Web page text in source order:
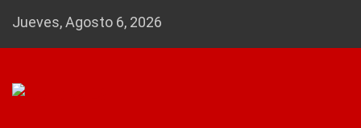
Jueves, Agosto 6, 2026